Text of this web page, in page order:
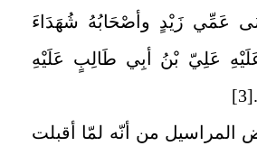
عَمِّي زَيْدٍ وأصْحَابُهُ شُهَدَاءَ
عَلِيّ بْنُ أبِي طَالِبٍ عَلَيْهِ
[3]
المراسيل من أنّه لمّا أقبلت